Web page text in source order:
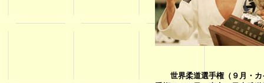
世界柔道選手権（９月・カ